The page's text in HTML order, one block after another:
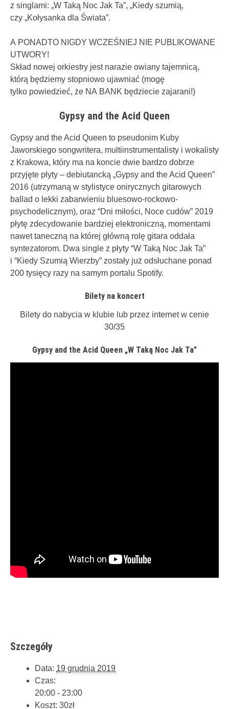
z singlami: „W Taką Noc Jak Ta”, „Kiedy szumią,
czy „Kołysanka dla Świata”.
A PONADTO NIGDY WCZEŚNIEJ NIE PUBLIKOWANE
UTWORY!
Skład nowej orkiestry jest narazie owiany tajemnicą,
którą będziemy stopniowo ujawniać (mogę
tylko powiedzieć, że NA BANK będziecie zajarani!)
Gypsy and the Acid Queen
Gypsy and the Acid Queen to pseudonim Kuby
Jaworskiego songwritera, multiinstrumentalisty i wokalisty
z Krakowa, który ma na koncie dwie bardzo dobrze
przyjęte płyty – debiutancką „Gypsy and the Acid Queen”
2016 (utrzymaną w stylistyce onirycznych gitarowych
ballad o lekki zabarwieniu bluesowo-rockowo-
psychodelicznym), oraz “Dni miłości, Noce cudów” 2019
płytę zdecydowanie bardziej elektroniczną, momentami
nawet taneczną na której główną rolę gitara oddała
syntezatorom. Dwa single z płyty “W Taką Noc Jak Ta”
i “Kiedy Szumią Wierzby” zostały już odsłuchane ponad
200 tysięcy razy na samym portalu Spotify.
Bilety na koncert
Bilety do nabycia w klubie lub przez internet w cenie
30/35
Gypsy and the Acid Queen „W Taką Noc Jak Ta”
Szczegóły
Data: 19 grudnia 2019
Czas:
20:00 - 23:00
Koszt: 30zł